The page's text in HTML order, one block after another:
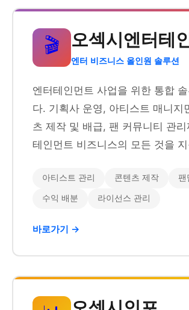
🎬 오섹시엔터테
엔터 비즈니스 올인원 솔루션
엔터테인먼트 사업을 위한 통합
다. 기획사 운영, 아티스트 매니지
츠 제작 및 배급, 팬 커뮤니티 관리
테인먼트 비즈니스의 모든 것을
아티스트 관리 콘텐츠 제작 팬
수익 배분 라이선스 관리
바로가기 →